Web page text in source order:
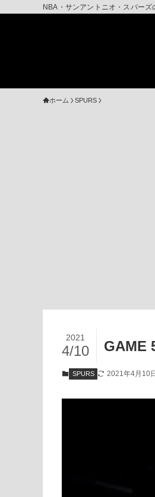
NBA・サンアントニオ・スパーズ
ホーム SPURS
GAME
2021
4/10
SPURS 2021年4月10日